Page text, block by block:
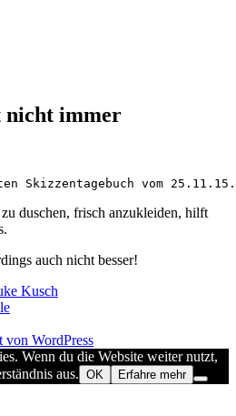
nicht immer
Skizzentagebuch vom
duschen, frisch anzukleiden, hilft
auch nicht besser!
Kusch
von WordPress
Wenn du die Website weiter nutzt,
aus. OK Erfahre mehr